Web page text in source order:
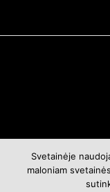
Svetainėje
maloniam